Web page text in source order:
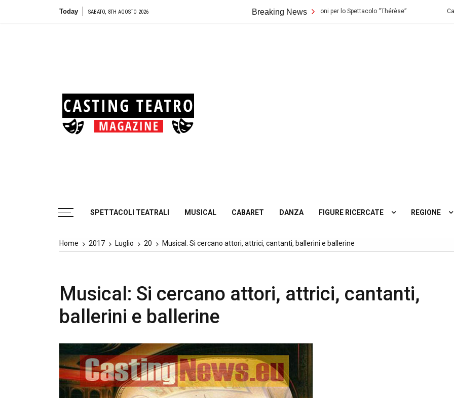
Today SABATO, 8TH AGOSTO 2026 Breaking News
Teatro Biondo di Palermo: Audizioni per lo Spettacolo “Thérèse” Casting in
SPETTACOLI TEATRALI MUSICAL CABARET DANZA FIGURE RICERCATE REGIONE
Home 2017 Luglio 20 Musical: Si cercano attori, attrici, cantanti, ballerini e ballerine
Musical: Si cercano attori, attrici, cantanti,
ballerini e ballerine